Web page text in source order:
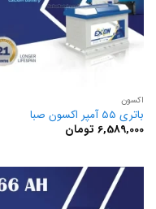
اکسون
باتری 55 آمپر اکسون صبا
6,589,000 تومان